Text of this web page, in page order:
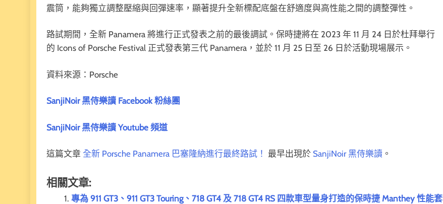
震筒，能夠獨立調整壓縮與回彈速率，顯著提升全新標配底盤在舒適度與高性能之間的調整彈性。
路試期間，全新 Panamera 將進行正式發表之前的最後調試。保時捷將在 2023 年 11 月 24 日於杜拜舉行
的 Icons of Porsche Festival 正式發表第三代 Panamera，並於 11 月 25 日至 26 日於活動現場展示。
資料來源：Porsche
SanjiNoir 黑侍樂讀 Facebook 粉絲團
SanjiNoir 黑侍樂讀 Youtube 頻道
這篇文章 全新 Porsche Panamera 巴塞隆納進行最終路試！ 最早出現於 SanjiNoir 黑侍樂讀 。
相關文章:
專為 911 GT3、911 GT3 Touring、718 GT4 及 718 GT4 RS 四款車型量身打造的保時捷 Manthey 性能套